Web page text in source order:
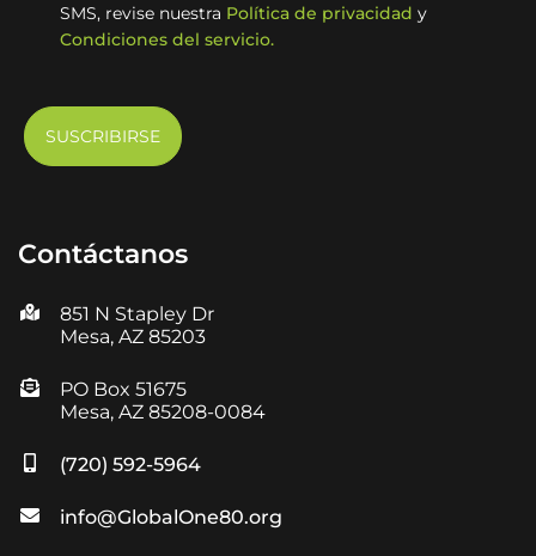
SMS, revise nuestra Política de privacidad y
Condiciones del servicio.
Contáctanos
851 N Stapley Dr
Mesa, AZ 85203
PO Box 51675
Mesa, AZ 85208-0084
(720) 592-5964
info@GlobalOne80.org